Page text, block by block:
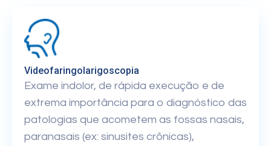
Videofaringolarigoscopia
Exame indolor, de rápida execução e de
extrema importância para o diagnóstico das
patologias que acometem as fossas nasais,
paranasais (ex: sinusites crônicas),